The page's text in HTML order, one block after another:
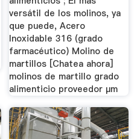
versátil de los molinos, ya
que puede, Acero
Inoxidable 316 (grado
farmacéutico) Molino de
martillos [Chatea ahora]
molinos de martillo grado
alimenticio proveedor μm